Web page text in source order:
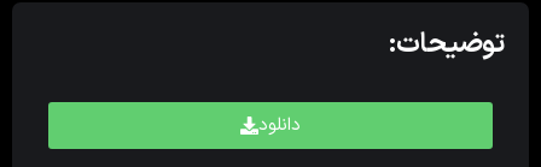
توضیحات:
دانلود